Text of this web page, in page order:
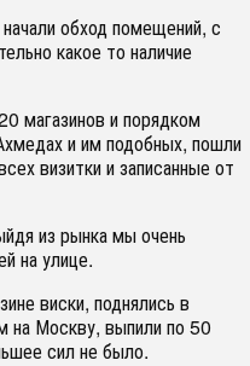
обход помещений, с
какое то наличие
магазинов и порядком
и им подобных, пошли
визитки и записанные от
из рынка мы очень
на улице.
виски, поднялись в
на Москву, выпили по 50
сил не было.